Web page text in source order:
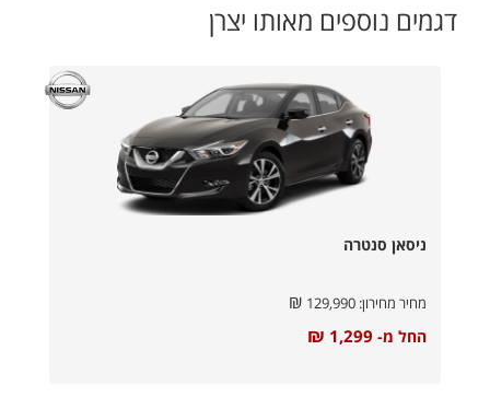
דגמים נוספים מאותו יצרן
ניסאן סנטרה
מחיר מחירון: ₪
החל מ- ₪